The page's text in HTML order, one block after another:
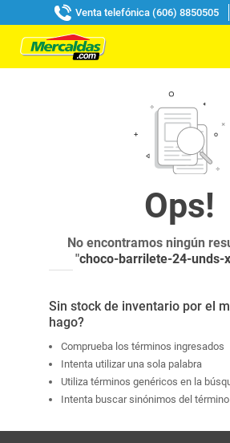
Venta telefónica (606) 8850505
No encontramos ningún
"choco-barrilete-24-unds-
Sin stock de inventario por el
hago?
Comprueba los términos ingresados
Intenta utilizar una sola palabra
Utiliza términos genéricos en la
Intenta buscar sinónimos del